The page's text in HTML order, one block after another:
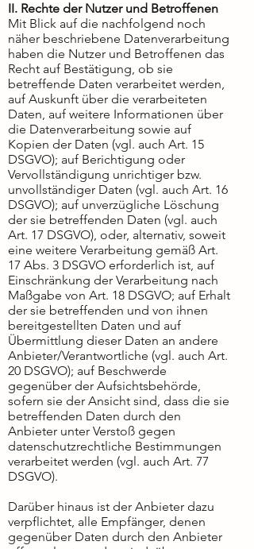
II. Rechte der Nutzer und Betroffenen
Mit Blick auf die nachfolgend noch
näher beschriebene Datenverarbeitung
haben die Nutzer und Betroffenen das
Recht auf Bestätigung, ob sie
betreffende Daten verarbeitet werden,
auf Auskunft über die verarbeiteten
Daten, auf weitere Informationen über
die Datenverarbeitung sowie auf
Kopien der Daten (vgl. auch Art. 15
DSGVO); auf Berichtigung oder
Vervollständigung unrichtiger bzw.
unvollständiger Daten (vgl. auch Art. 16
DSGVO); auf unverzügliche Löschung
der sie betreffenden Daten (vgl. auch
Art. 17 DSGVO), oder, alternativ, soweit
eine weitere Verarbeitung gemäß Art.
17 Abs. 3 DSGVO erforderlich ist, auf
Einschränkung der Verarbeitung nach
Maßgabe von Art. 18 DSGVO; auf Erhalt
der sie betreffenden und von ihnen
bereitgestellten Daten und auf
Übermittlung dieser Daten an andere
Anbieter/Verantwortliche (vgl. auch Art.
20 DSGVO); auf Beschwerde
gegenüber der Aufsichtsbehörde,
sofern sie der Ansicht sind, dass die sie
betreffenden Daten durch den
Anbieter unter Verstoß gegen
datenschutzrechtliche Bestimmungen
verarbeitet werden (vgl. auch Art. 77
DSGVO).
Darüber hinaus ist der Anbieter dazu
verpflichtet, alle Empfänger, denen
gegenüber Daten durch den Anbieter